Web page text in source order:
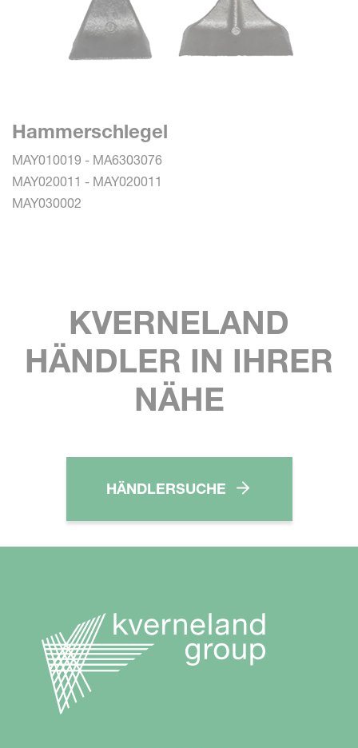
Hammerschlegel
MAY010019 - MA6303076
MAY020011 - MAY020011
MAY030002
KVERNELAND
HÄNDLER IN IHRER
NÄHE
HÄNDLERSUCHE